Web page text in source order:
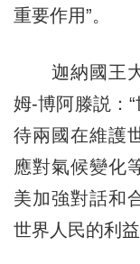
重要作用”。
迦納國王大
姆-博阿滕説：
待兩國在維護
應對氣候變化
美加強對話和
世界人民的利益